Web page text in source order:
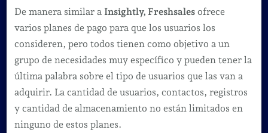
De manera similar a Insightly, Freshsalesofrece
varios planes de pago para que los usuarios los
consideren, pero todos tienen como objetivo a un
grupo de necesidades muy específico y pueden tener la
última palabra sobre el tipo de usuarios que las van a
adquirir. La cantidad de usuarios, contactos, registros
y cantidad de almacenamiento no están limitados en
ninguno de estos planes.